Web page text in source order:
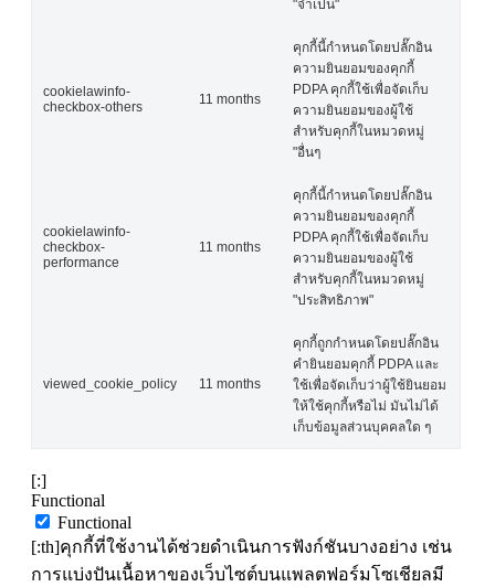
"จำเป็น"
cookielawinfo-
checkbox-others
11 months
คุกกี้นี้กำหนดโดยปลั๊กอิน
ความยินยอมของคุกกี้
PDPA คุกกี้ใช้เพื่อจัดเก็บ
ความยินยอมของผู้ใช้
สำหรับคุกกี้ในหมวดหมู่
"อื่นๆ
cookielawinfo-
checkbox-
performance
11 months
คุกกี้นี้กำหนดโดยปลั๊กอิน
ความยินยอมของคุกกี้
PDPA คุกกี้ใช้เพื่อจัดเก็บ
ความยินยอมของผู้ใช้
สำหรับคุกกี้ในหมวดหมู่
"ประสิทธิภาพ"
viewed_cookie_policy 11 months
คุกกี้ถูกกำหนดโดยปลั๊กอิน
คำยินยอมคุกกี้ PDPA และ
ใช้เพื่อจัดเก็บว่าผู้ใช้ยินยอม
ให้ใช้คุกกี้หรือไม่ มันไม่ได้
เก็บข้อมูลส่วนบุคคลใด ๆ
[:]
Functional
Functional
[:th]คุกกี้ที่ใช้งานได้ช่วยดำเนินการฟังก์ชันบางอย่าง เช่น
การแบ่งปันเนื้อหาของเว็บไซต์บนแพลตฟอร์มโซเชียลมี